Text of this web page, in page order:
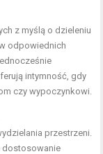
z myślą o dzieleniu
odpowiednich
intymność, gdy
czy wypoczynkowi.
przestrzeni.
dostosowanie